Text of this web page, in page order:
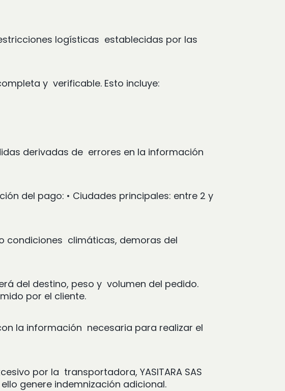
logísticas establecidas por las
y verificable. Esto incluye:
derivadas de errores en la información
del pago: • Ciudades principales: entre 2 y
condiciones climáticas, demoras del
del destino, peso y volumen del pedido.
por el cliente.
la información necesaria para realizar el
por la transportadora, YASITARA SAS
genere indemnización adicional.